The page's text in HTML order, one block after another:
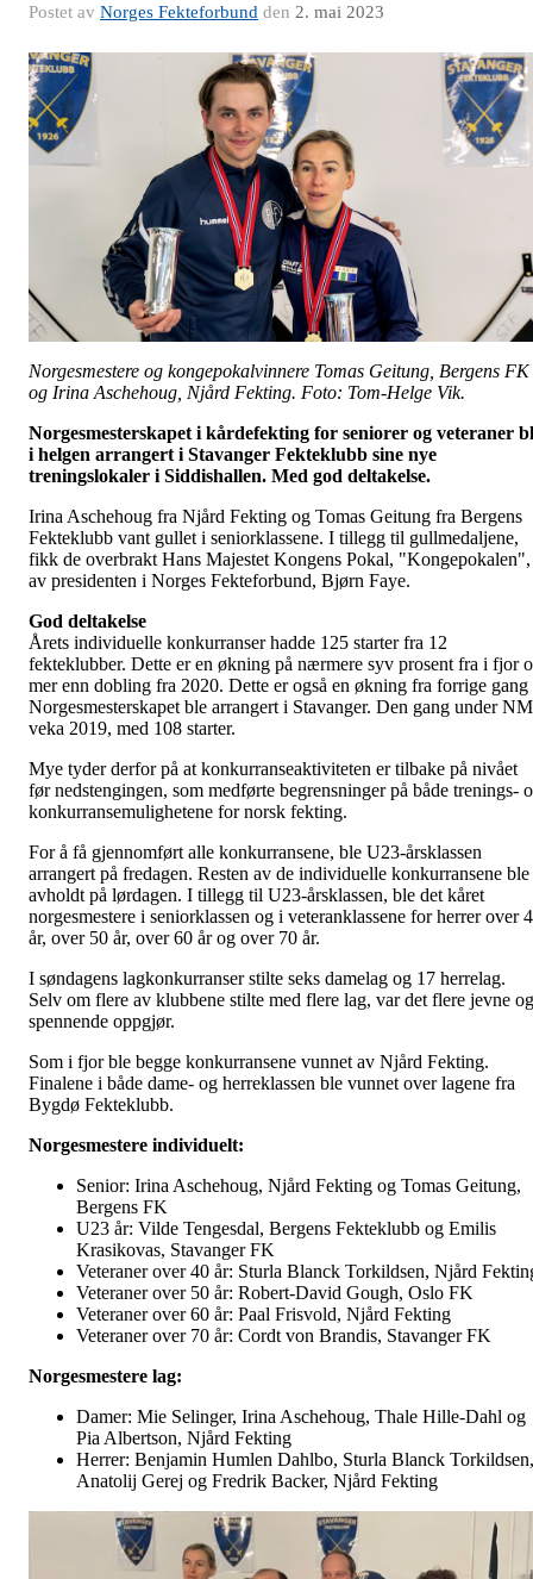
Postet av Norges Fekteforbund den 2. mai 2023
Norgesmestere og kongepokalvinnere Tomas Geitung, Bergens FK
og Irina Aschehoug, Njård Fekting. Foto: Tom-Helge Vik.
Norgesmesterskapet i kårdefekting for seniorer og veteraner
i helgen arrangert i Stavanger Fekteklubb sine nye
treningslokaler i Siddishallen. Med god deltakelse.
Irina Aschehoug fra Njård Fekting og Tomas Geitung fra Bergens
Fekteklubb vant gullet i seniorklassene. I tillegg til gullmedaljene,
fikk de overbrakt Hans Majestet Kongens Pokal, "Kongepokalen",
av presidenten i Norges Fekteforbund, Bjørn Faye.
God deltakelse
Årets individuelle konkurranser hadde 125 starter fra 12
fekteklubber. Dette er en økning på nærmere syv prosent fra i fjor
mer enn dobling fra 2020. Dette er også en økning fra forrige gang
Norgesmesterskapet ble arrangert i Stavanger. Den gang under
veka 2019, med 108 starter.
Mye tyder derfor på at konkurranseaktiviteten er tilbake på nivået
før nedstengingen, som medførte begrensninger på både trenings-
konkurransemulighetene for norsk fekting.
For å få gjennomført alle konkurransene, ble U23-årsklassen
arrangert på fredagen. Resten av de individuelle konkurransene ble
avholdt på lørdagen. I tillegg til U23-årsklassen, ble det kåret
norgesmestere i seniorklassen og i veteranklassene for herrer over
år, over 50 år, over 60 år og over 70 år.
I søndagens lagkonkurranser stilte seks damelag og 17 herrelag.
Selv om flere av klubbene stilte med flere lag, var det flere jevne og
spennende oppgjør.
Som i fjor ble begge konkurransene vunnet av Njård Fekting.
Finalene i både dame- og herreklassen ble vunnet over lagene fra
Bygdø Fekteklubb.
Norgesmestere individuelt:
Senior: Irina Aschehoug, Njård Fekting og Tomas Geitung,
Bergens FK
U23 år: Vilde Tengesdal, Bergens Fekteklubb og Emilis
Krasikovas, Stavanger FK
Veteraner over 40 år: Sturla Blanck Torkildsen, Njård
Veteraner over 50 år: Robert-David Gough, Oslo FK
Veteraner over 60 år: Paal Frisvold, Njård Fekting
Veteraner over 70 år: Cordt von Brandis, Stavanger FK
Norgesmestere lag:
Damer: Mie Selinger, Irina Aschehoug, Thale Hille-Dahl og
Pia Albertson, Njård Fekting
Herrer: Benjamin Humlen Dahlbo, Sturla Blanck Torkildsen,
Anatolij Gerej og Fredrik Backer, Njård Fekting